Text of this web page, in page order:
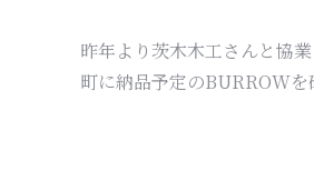
昨年より茨木木工さんと協
町に納品予定のBURROWを